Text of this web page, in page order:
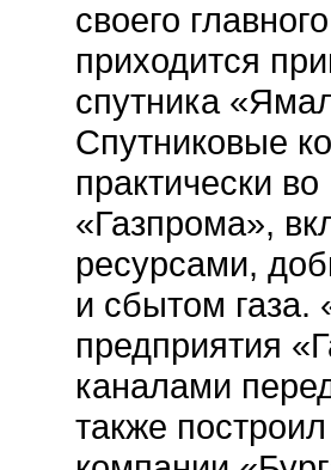
своего
приходится
спутника
Спутниковые
практически
«Газпрома»,
ресурсами,
и сбытом газа.
предприятия
каналами
также